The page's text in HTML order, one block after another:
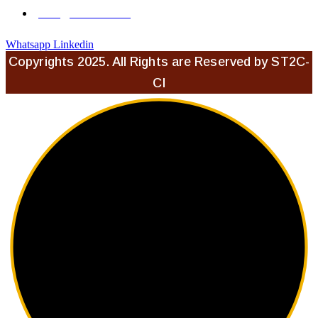
Whatsapp Linkedin
Copyrights 2025. All Rights are Reserved by ST2C-
CI